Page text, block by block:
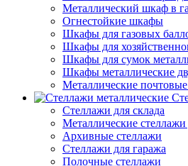
Металлический шкаф в
Огнестойкие шкафы
Шкафы для газовых
Шкафы для
Шкафы для сумок
Шкафы металлические
Металлические
Стеллажи для склада
Металлические стеллажи
Архивные стеллажи
Стеллажи для гаража
Полочные стеллажи